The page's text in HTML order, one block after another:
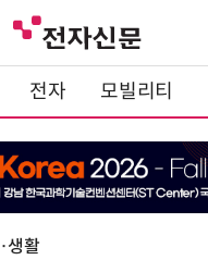
전자 모빌리티
생활